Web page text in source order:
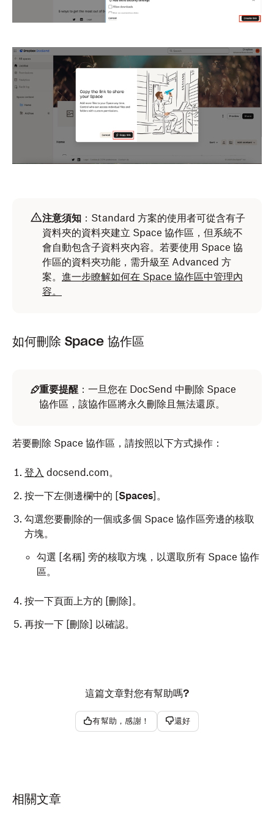
注意須知 ：Standard 方案的使用者可從含有子
資料夾的資料夾建立 Space 協作區，但系統不
會自動包含子資料夾內容。若要使用 Space 協
作區的資料夾功能，需升級至 Advanced 方
案。 進一步瞭解如何在 Space 協作區中管理內
容。
如何刪除 Space 協作區
重要提醒 ：一旦您在 DocSend 中刪除 Space
協作區，該協作區將永久刪除且無法還原。
若要刪除 Space 協作區，請按照以下方式操作：
登入 docsend.com。
按一下左側邊欄中的 [Spaces]。
勾選您要刪除的一個或多個 Space 協作區旁邊的核取
方塊。
勾選 [名稱] 旁的核取方塊，以選取所有 Space 協作
區。
按一下頁面上方的 [刪除] 。
再按一下 [刪除] 以確認。
這篇文章對您有幫助嗎?
有幫助，感謝！ 還好
相關文章